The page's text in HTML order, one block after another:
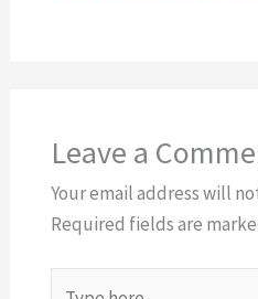
Leave a
Your email address will
Required fields are